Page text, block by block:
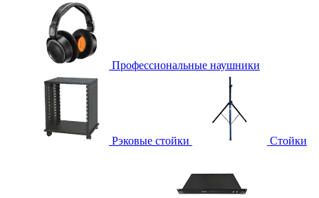
Профессиональные наушники
Рэковые стойки Стойки